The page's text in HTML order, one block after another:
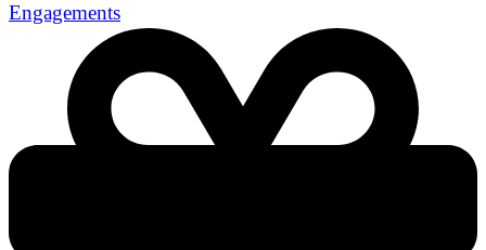
Engagements